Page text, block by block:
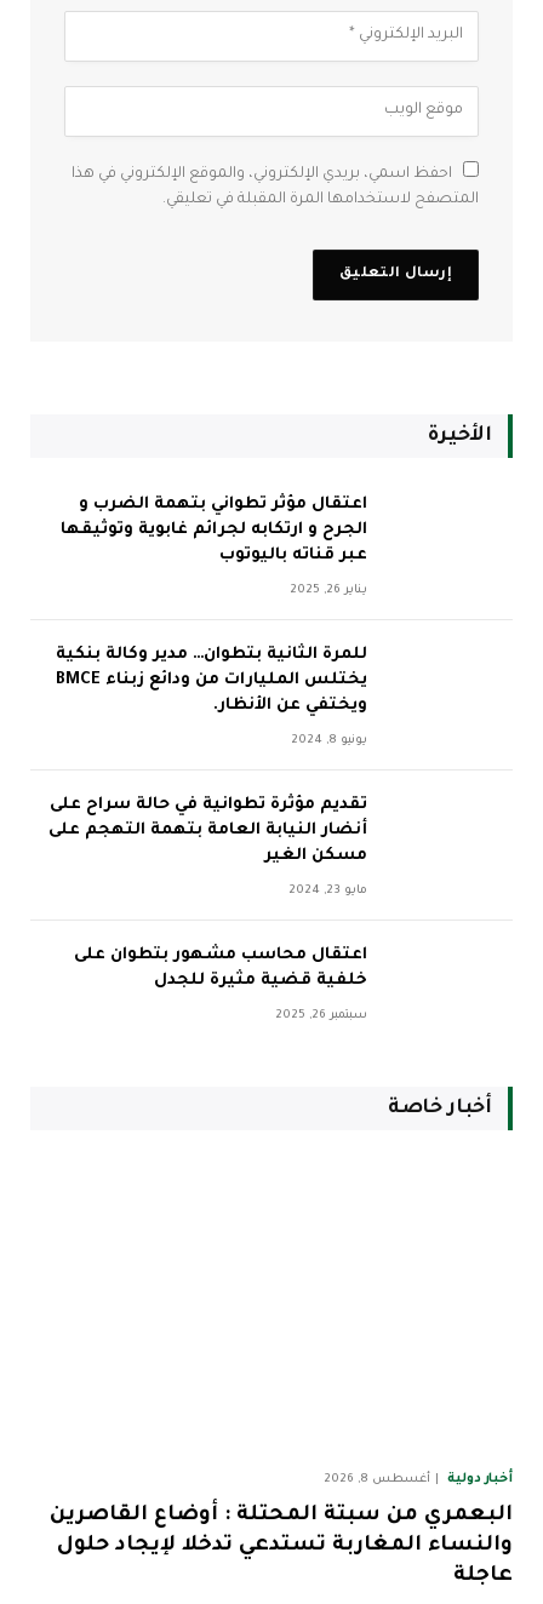
احفظ اسمي، بريدي الإلكتروني، والموقع الإلكتروني في هذا
المتصفح لاستخدامها المرة المقبلة في تعليقي.
الأخيرة
اعتقال مؤثر تطواني بتهمة الضرب و
الجرح و ارتكابه لجرائم غابوية وتوثيقها
عبر قناته باليوتوب
يناير 26, 2025
للمرة الثانية بتطوان… مدير وكالة بنكية
يختلس المليارات من ودائع زبناء BMCE
ويختفي عن الأنظار.
يونيو 8, 2024
تقديم مؤثرة تطوانية في حالة سراح على
أنضار النيابة العامة بتهمة التهجم على
مسكن الغير
مايو 23, 2024
اعتقال محاسب مشهور بتطوان على
خلفية قضية مثيرة للجدل
سبتمبر 26, 2025
أخبار خاصة
أخبار دولية أغسطس 8, 2026
البعمري من سبتة المحتلة : أوضاع القاصرين
والنساء المغاربة تستدعي تدخلا لإيجاد حلول
عاجلة